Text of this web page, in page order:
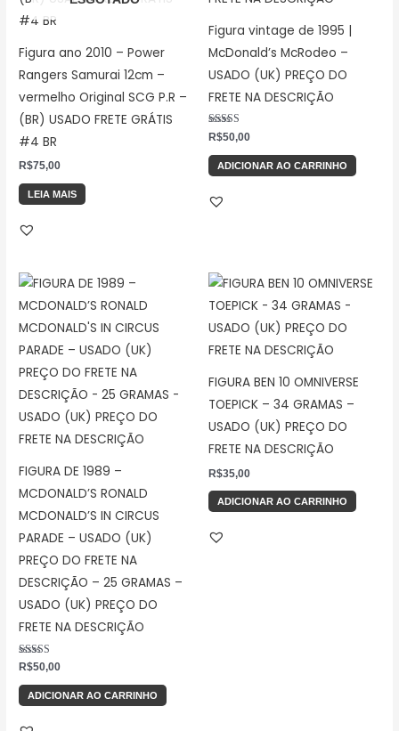
Figura ano 2010 – Power
Rangers Samurai 12cm –
vermelho Original SCG P.R –
(BR) USADO FRETE GRÁTIS
#4 BR
R$75,00
LEIA MAIS
Figura vintage de 1995 |
McDonald’s McRodeo –
USADO (UK) PREÇO DO
FRETE NA DESCRIÇÃO
Avaliação
5.00
de 5
R$50,00
ADICIONAR AO CARRINHO
FIGURA DE 1989 –
MCDONALD’S RONALD
MCDONALD’S IN CIRCUS
PARADE – USADO (UK)
PREÇO DO FRETE NA
DESCRIÇÃO – 25 GRAMAS –
USADO (UK) PREÇO DO
FRETE NA DESCRIÇÃO
Avaliação
5.00
de 5
R$50,00
ADICIONAR AO CARRINHO
FIGURA BEN 10 OMNIVERSE
TOEPICK – 34 GRAMAS –
USADO (UK) PREÇO DO
FRETE NA DESCRIÇÃO
R$35,00
ADICIONAR AO CARRINHO